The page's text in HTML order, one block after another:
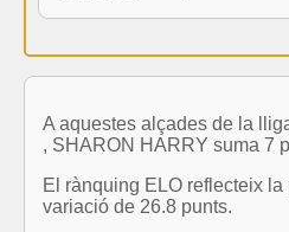
A aquestes alçades de la
, SHARON HARRY suma 7
El rànquing ELO reflecteix
variació de 26.8 punts.